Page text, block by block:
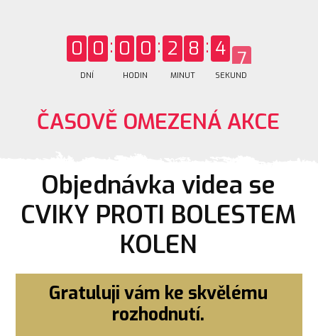
0 0
DNÍ
0 0
HODIN
2 8
MINUT
4 6
SEKUND
ČASOVĚ OMEZENÁ AKCE
Objednávka videa se
CVIKY PROTI BOLESTEM
KOLEN
Gratuluji vám ke skvělému
rozhodnutí.